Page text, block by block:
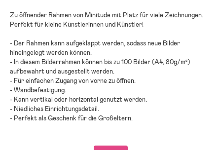
Zu öffnender Rahmen von Minitude mit Platz für viele Zeichnungen.
Perfekt für kleine Künstlerinnen und Künstler!
- Der Rahmen kann aufgeklappt werden, sodass neue Bilder
hineingelegt werden können.
- In diesem Bilderrahmen können bis zu 100 Bilder (A4, 80g/m²)
aufbewahrt und ausgestellt werden.
- Für einfachen Zugang von vorne zu öffnen.
- Wandbefestigung.
- Kann vertikal oder horizontal genutzt werden.
- Niedliches Einrichtungsdetail.
- Perfekt als Geschenk für die Großeltern.